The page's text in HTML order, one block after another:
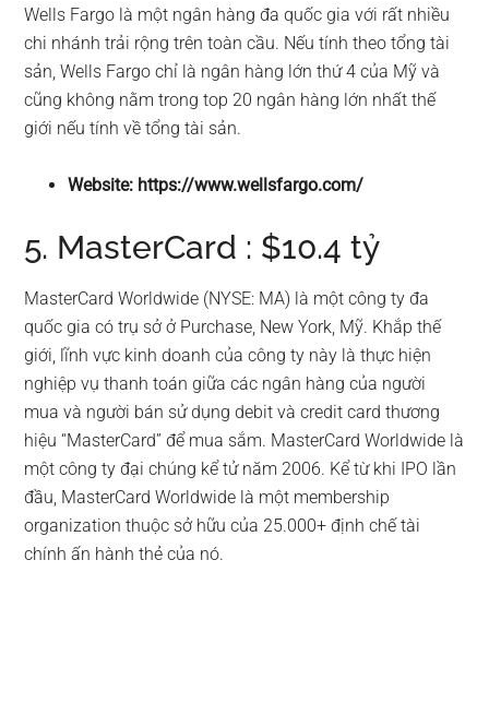
Wells Fargo là một ngân hàng đa quốc gia với rất nhiều
chi nhánh trải rộng trên toàn cầu. Nếu tính theo tổng tài
sản, Wells Fargo chỉ là ngân hàng lớn thứ 4 của Mỹ và
cũng không nằm trong top 20 ngân hàng lớn nhất thế
giới nếu tính về tổng tài sản.
Website: https://www.wellsfargo.com/
5. MasterCard : $10.4 tỷ
MasterCard Worldwide (NYSE: MA) là một công ty đa
quốc gia có trụ sở ở Purchase, New York, Mỹ. Khắp thế
giới, lĩnh vực kinh doanh của công ty này là thực hiện
nghiệp vụ thanh toán giữa các ngân hàng của người
mua và người bán sử dụng debit và credit card thương
hiệu “MasterCard” để mua sắm. MasterCard Worldwide là
một công ty đại chúng kể tử năm 2006. Kể từ khi IPO lần
đầu, MasterCard Worldwide là một membership
organization thuộc sở hữu của 25.000+ định chế tài
chính ấn hành thẻ của nó.